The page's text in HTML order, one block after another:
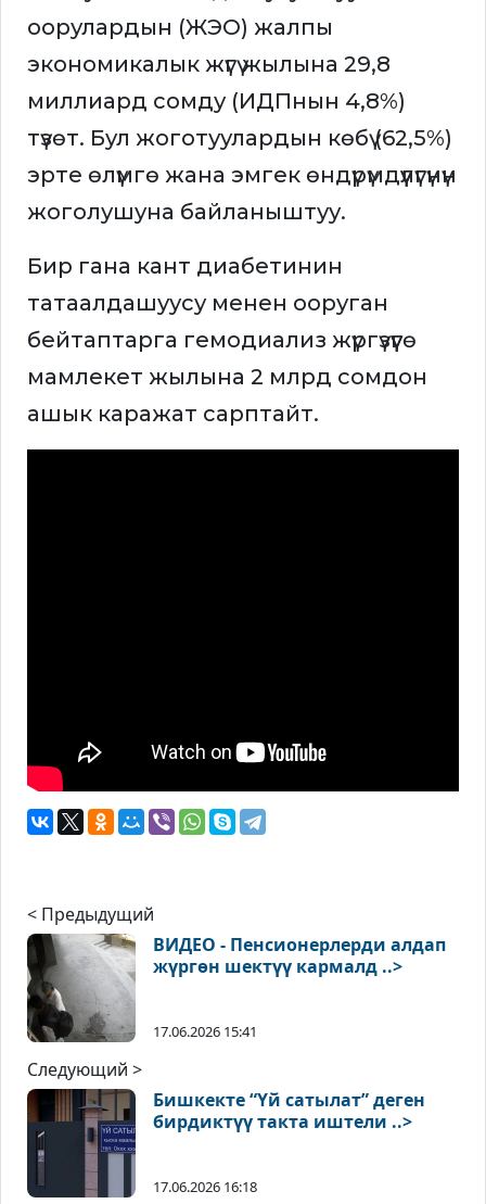
оорулардын (ЖЭО) жалпы
экономикалык жүгү жылына 29,8
миллиард сомду (ИДПнын 4,8%)
түзөт. Бул жоготуулардын көбү (62,5%)
эрте өлүмгө жана эмгек өндүрүмдүүлүгүнүн
жоголушуна байланыштуу.
Бир гана кант диабетинин
татаалдашуусу менен ооруган
бейтаптарга гемодиализ жүргүзүүгө
мамлекет жылына 2 млрд сомдон
ашык каражат сарптайт.
< Предыдущий
ВИДЕО - Пенсионерлерди алдап
жүргөн шектүү кармалд ..>
17.06.2026 15:41
Следующий >
Бишкекте “Үй сатылат” деген
бирдиктүү такта иштели ..>
17.06.2026 16:18